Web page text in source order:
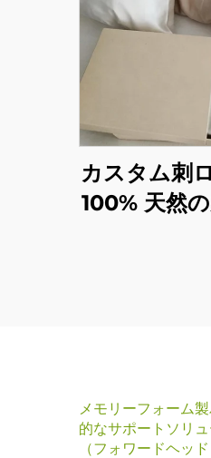
カスタム刺
100% 天然
メモリーフォーム
的なサポートソリ
（フォワードヘッ